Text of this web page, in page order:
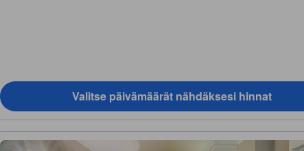
Valitse päivämäärät nähdäksesi hinnat